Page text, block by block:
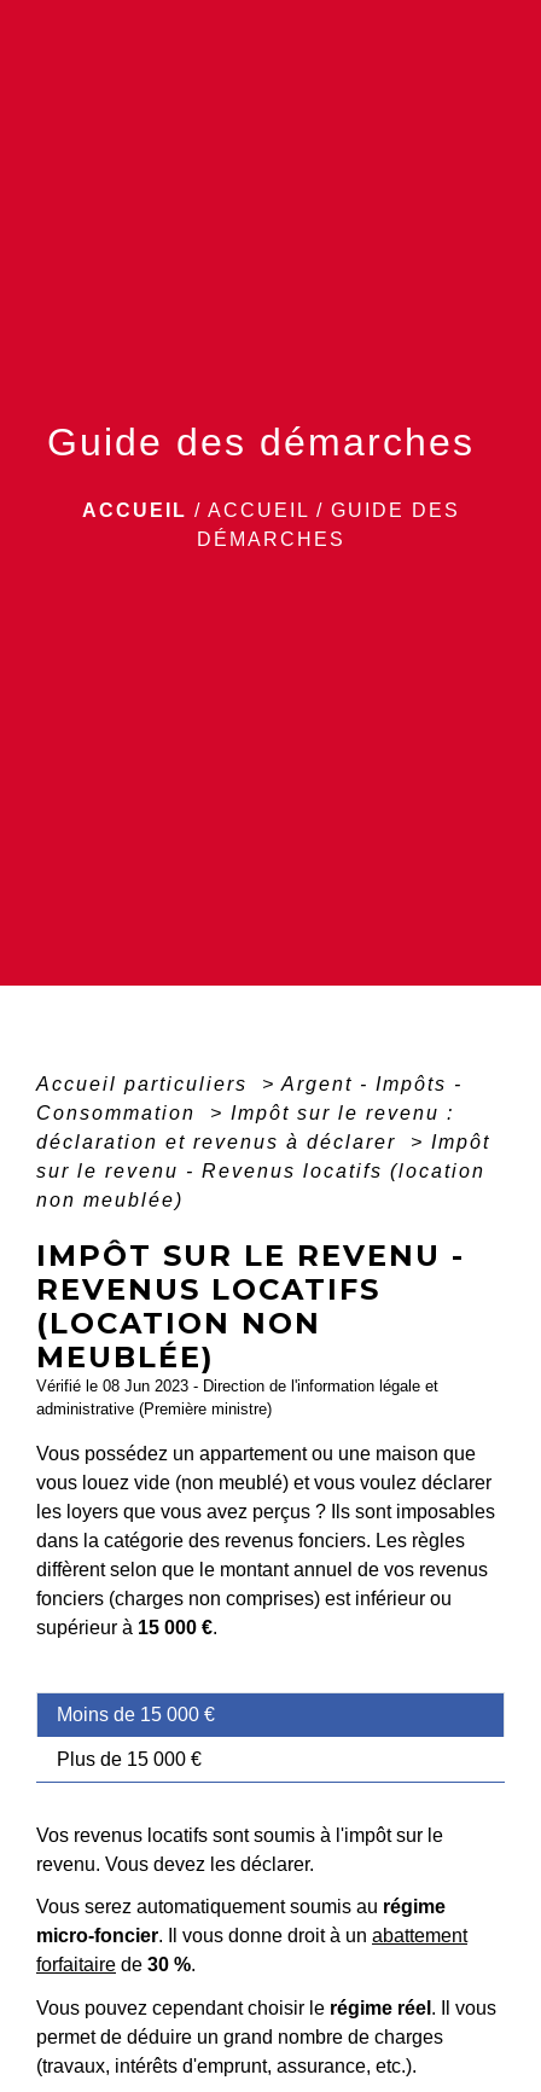
Guide des démarches
ACCUEIL / ACCUEIL / GUIDE DES
DÉMARCHES
Accueil particuliers > Argent - Impôts -
Consommation
> Impôt sur le revenu :
déclaration et revenus à déclarer
> Impôt
sur le revenu - Revenus locatifs (location
non meublée)
IMPÔT SUR LE REVENU -
REVENUS LOCATIFS
(LOCATION NON
MEUBLÉE)
Vérifié le 08 Jun 2023 - Direction de l'information légale et
administrative (Première ministre)
Vous possédez un appartement ou une maison que
vous louez vide (non meublé) et vous voulez déclarer
les loyers que vous avez perçus ? Ils sont imposables
dans la catégorie des revenus fonciers. Les règles
diffèrent selon que le montant annuel de vos revenus
fonciers (charges non comprises) est inférieur ou
supérieur à 15 000 €.
Moins de 15 000 €
Plus de 15 000 €
Vos revenus locatifs sont soumis à l'impôt sur le
revenu. Vous devez les déclarer.
Vous serez automatiquement soumis au régime
micro-foncier. Il vous donne droit à un abattement
forfaitaire de 30 %.
Vous pouvez cependant choisir le régime réel . Il vous
permet de déduire un grand nombre de charges
(travaux, intérêts d'emprunt, assurance, etc.).